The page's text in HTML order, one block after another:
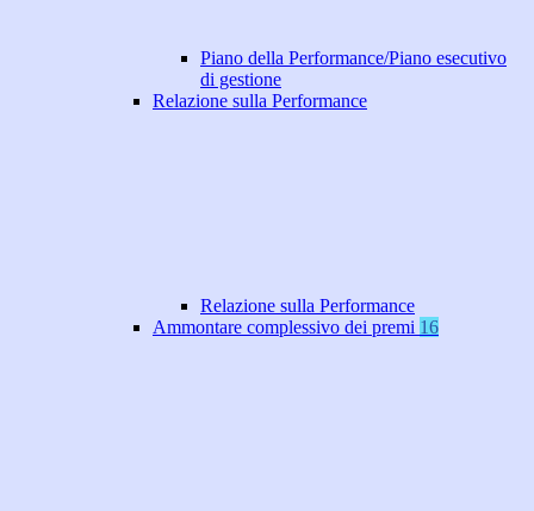
Piano della Performance/Piano esecutivo
di gestione
Relazione sulla Performance
Relazione sulla Performance
Ammontare complessivo dei premi 16